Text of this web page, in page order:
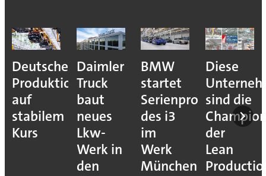
Daimler
Truck
baut
neues
Lkw-
BMW
startet
Serienproduktion
des i3
im
Werk
München
Diese
Unternehmen
sind die
Champions
der
Lean
Production
Puebla
macht
sich
bereit
für den
VW
Golf